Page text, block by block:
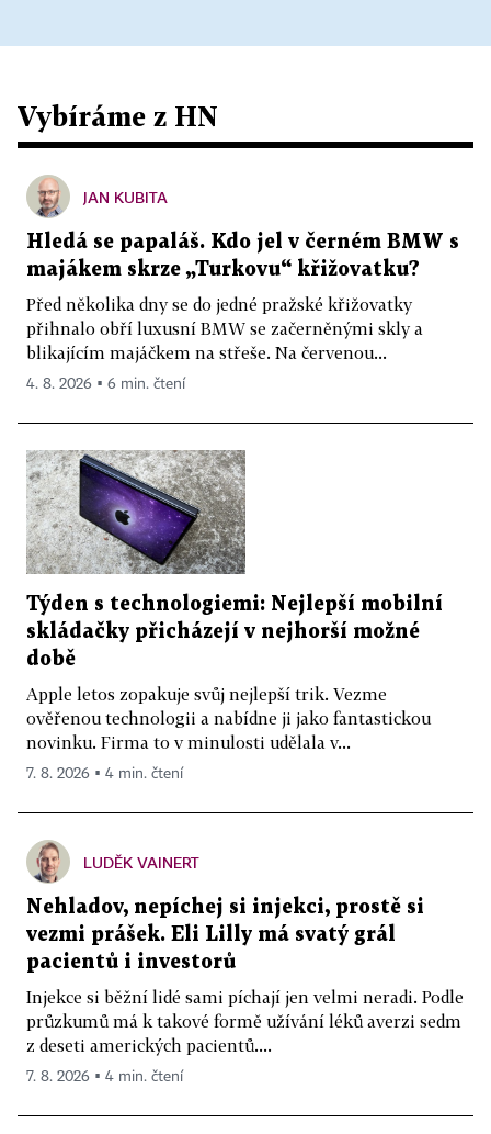
Vybíráme z HN
JAN KUBITA
Hledá se papaláš. Kdo jel v černém BMW s
majákem skrze „Turkovu“ křižovatku?
Před několika dny se do jedné pražské křižovatky
přihnalo obří luxusní BMW se začerněnými skly a
blikajícím majáčkem na střeše. Na červenou...
4. 8. 2026 ▪ 6 min. čtení
Týden s technologiemi: Nejlepší mobilní
skládačky přicházejí v nejhorší možné
době
Apple letos zopakuje svůj nejlepší trik. Vezme
ověřenou technologii a nabídne ji jako fantastickou
novinku. Firma to v minulosti udělala v...
7. 8. 2026 ▪ 4 min. čtení
LUDĚK VAINERT
Nehladov, nepíchej si injekci, prostě si
vezmi prášek. Eli Lilly má svatý grál
pacientů i investorů
Injekce si běžní lidé sami píchají jen velmi neradi. Podle
průzkumů má k takové formě užívání léků averzi sedm
z deseti amerických pacientů....
7. 8. 2026 ▪ 4 min. čtení